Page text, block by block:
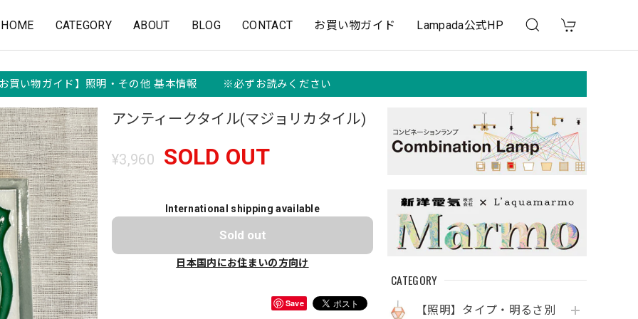
HOME CATEGORY ABOUT BLOG CONTACT お買い物ガイド Lampada公式HP
買い物ガイド】照明・その他 基本情報 ※必ずお読みください
CATEGORY
【照明】タイプ・明るさ別
アンティークタイル(マジョリカタイル)
¥3,960 SOLD OUT
International shipping available
Sold out
日本国内にお住まいの方向け
Save